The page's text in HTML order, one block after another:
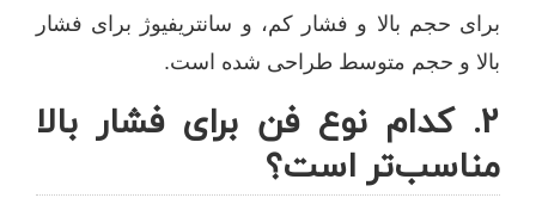
برای حجم بالا و فشار کم، و سانتریفیوژ برای فشار
بالا و حجم متوسط طراحی شده است.
2. کدام نوع فن برای فشار بالا
مناسب‌تر است؟